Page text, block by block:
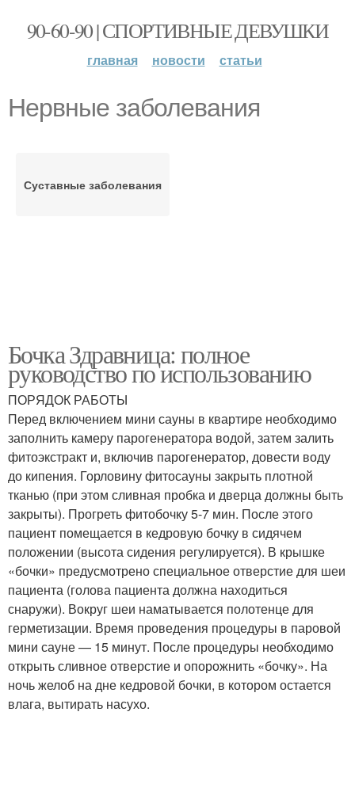
90-60-90 | СПОРТИВНЫЕ ДЕВУШКИ
главная новости статьи
Нервные заболевания
Суставные заболевания
Бочка Здравница: полное
руководство по использованию
ПОРЯДОК РАБОТЫ
Перед включением мини сауны в квартире необходимо
заполнить камеру парогенератора водой, затем залить
фитоэкстракт и, включив парогенератор, довести воду
до кипения. Горловину фитосауны закрыть плотной
тканью (при этом сливная пробка и дверца должны быть
закрыты). Прогреть фитобочку 5-7 мин. После этого
пациент помещается в кедровую бочку в сидячем
положении (высота сидения регулируется). В крышке
«бочки» предусмотрено специальное отверстие для шеи
пациента (голова пациента должна находиться
снаружи). Вокруг шеи наматывается полотенце для
герметизации. Время проведения процедуры в паровой
мини сауне — 15 минут. После процедуры необходимо
открыть сливное отверстие и опорожнить «бочку». На
ночь желоб на дне кедровой бочки, в котором остается
влага, вытирать насухо.